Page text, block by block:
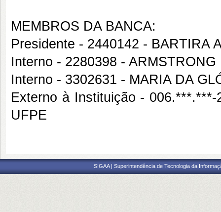
MEMBROS DA BANCA:
Presidente - 2440142 - BARTIRA
Interno - 2280398 -
Interno - 3302631 - MARIA DA
Externo à Instituição -
UFPE
SIGAA | Superintendência de Tecnologia da